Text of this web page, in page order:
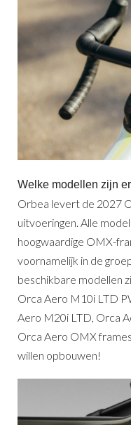
Welke modellen zijn
Orbea levert de 2027
uitvoeringen. Alle
hoogwaardige OMX-
voornamelijk in de
beschikbare modellen
Orca Aero M10i LTD
Aero M20i LTD, Orca
Orca Aero OMX
willen opbouwen!